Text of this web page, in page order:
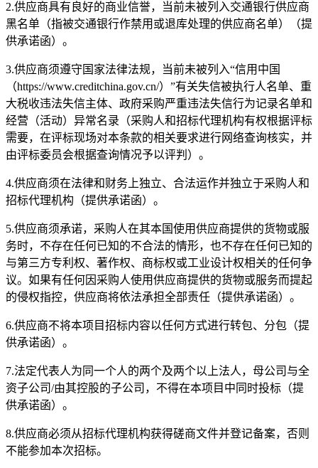
2.供应商具有良好的商业信誉，当前未被列入交通银行供应商
黑名单（指被交通银行作禁用或退库处理的供应商名单）（提
供承诺函）。
3.供应商须遵守国家法律法规，当前未被列入“信用中国
（https://www.creditchina.gov.cn/）”有关失信被执行人名单、重
大税收违法失信主体、政府采购严重违法失信行为记录名单和
经营（活动）异常名录（采购人和招标代理机构有权根据评标
需要，在评标现场对本条款的相关要求进行网络查询核实，并
由评标委员会根据查询情况予以评判）。
4.供应商须在法律和财务上独立、合法运作并独立于采购人和
招标代理机构（提供承诺函）。
5.供应商须承诺，采购人在其本国使用供应商提供的货物或服
务时，不存在任何已知的不合法的情形，也不存在任何已知的
与第三方专利权、著作权、商标权或工业设计权相关的任何争
议。如果有任何因采购人使用供应商提供的货物或服务而提起
的侵权指控，供应商将依法承担全部责任（提供承诺函）。
6.供应商不将本项目招标内容以任何方式进行转包、分包（提
供承诺函）。
7.法定代表人为同一个人的两个及两个以上法人，母公司与全
资子公司/由其控股的子公司，不得在本项目中同时投标（提
供承诺函）。
8.供应商必须从招标代理机构获得磋商文件并登记备案，否则
不能参加本次招标。